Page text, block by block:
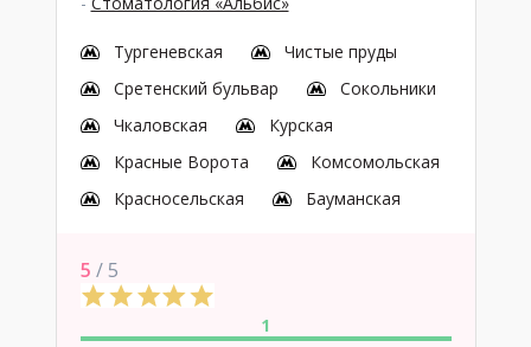
Тургеневская
Чистые пруды
Сретенский бульвар
Сокольники
Чкаловская
Курская
Красные Ворота
Комсомольская
Красносельская
Бауманская
5 / 5
1